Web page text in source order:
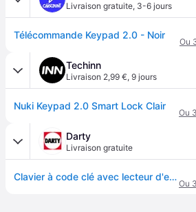
Livraison gratuite, 3-6 jours
Télécommande Keypad 2.0 - Noir
Ou
Techinn
Livraison 2,99 €, 9 jours
Nuki Keypad 2.0 Smart Lock Clair
Ou
Darty
Livraison gratuite
Clavier à code clé avec lecteur d'empreinte pour serrure connectée Noir
Ou